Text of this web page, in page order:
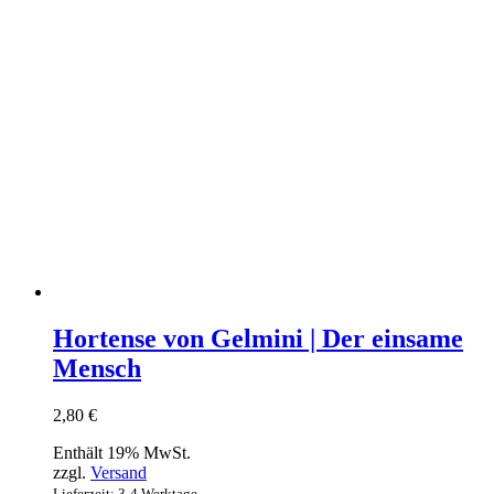
Hortense von Gelmini | Der einsame
Mensch
2,80 €
Enthält 19% MwSt.
zzgl. Versand